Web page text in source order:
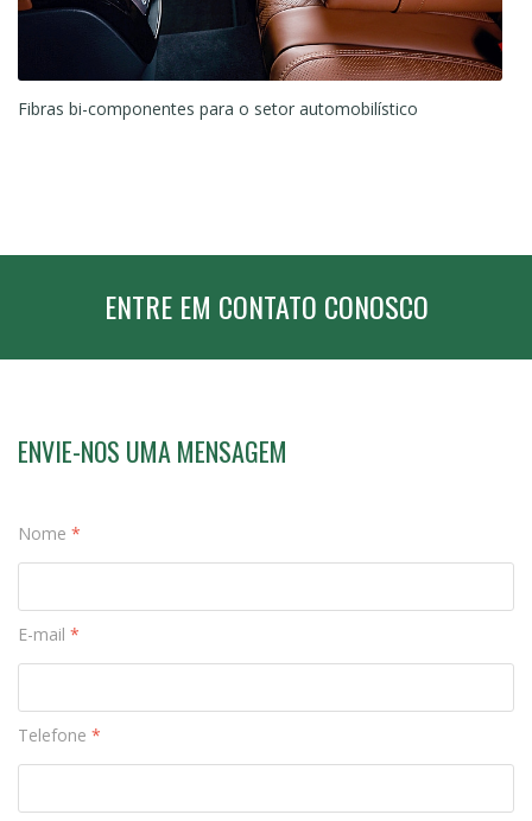
Fibras bi-componentes para o setor automobilístico
ENTRE EM CONTATO CONOSCO
ENVIE-NOS UMA MENSAGEM
Nome *
E-mail *
Telefone *